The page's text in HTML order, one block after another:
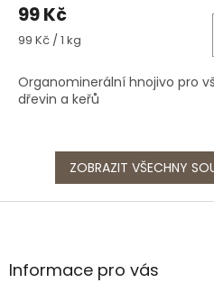
99 Kč
Měrná
99 Kč / 1 kg
Organominerální hnojivo pro
dřevin a keřů
ZOBRAZIT VŠECHNY
Z
aInformace pro vás